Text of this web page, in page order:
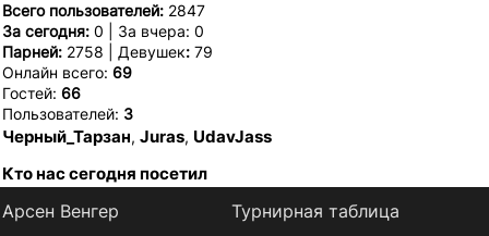
Всего пользователей: 2847
За сегодня: 0 | За вчера: 0
Парней: 2758 | Девушек: 79
Онлайн всего: 69
Гостей: 66
Пользователей: 3
Черный_Тарзан, Juras, UdavJass
Кто нас сегодня посетил
Арсен Венгер
Турнирная таблица